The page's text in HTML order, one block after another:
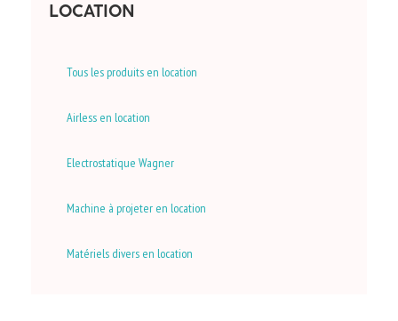
LOCATION
Tous les produits en location
Airless en location
Electrostatique Wagner
Machine à projeter en location
Matériels divers en location